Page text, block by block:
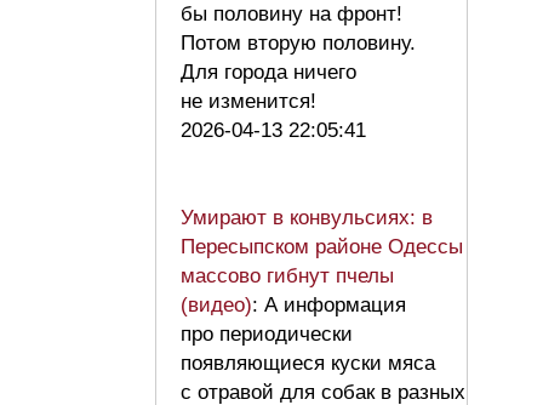
бы половину на фронт!
Потом вторую половину.
Для города ничего
не изменится!
2026-04-13 22:05:41
Умирают в конвульсиях: в
Пересыпском районе Одессы
массово гибнут пчелы
(видео): А информация
про периодически
появляющиеся куски мяса
с отравой для собак в разных